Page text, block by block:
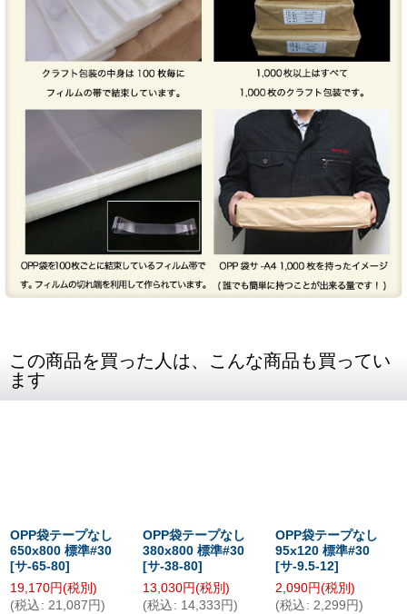
この商品を買った人は、こんな商品も買ってい
ます
OPP袋テープなし
650x800 標準#30
[サ-65-80]
19,170円(税別)
(税込 : 21,087 円)
OPP袋テープなし
380x800 標準#30
[サ-38-80]
13,030円(税別)
(税込 : 14,333 円)
OPP袋テープなし
95x120 標準#30
[サ-9.5-12]
2,090円(税別)
(税込 : 2,299 円)